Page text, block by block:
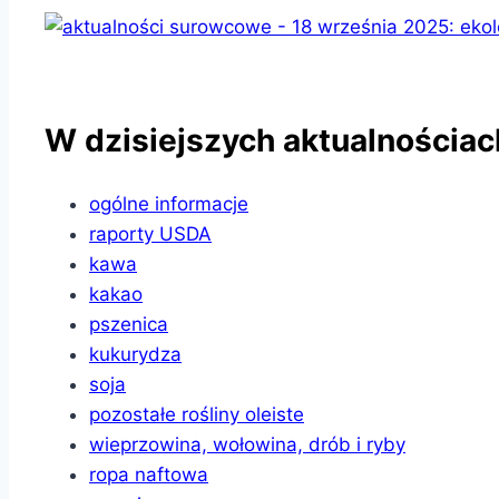
W dzisiejszych
ogólne informacje
raporty USDA
kawa
kakao
pszenica
kukurydza
soja
pozostałe rośliny oleiste
wieprzowina, wołowina, drób i ryby
ropa naftowa